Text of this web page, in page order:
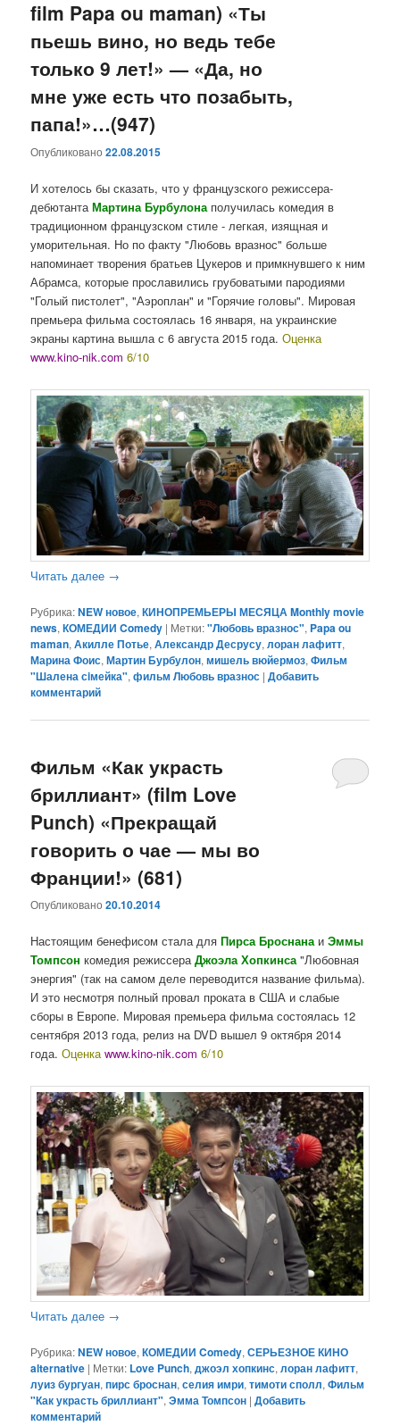
film Papa ou maman) «Ты
пьешь вино, но ведь тебе
только 9 лет!» — «Да, но
мне уже есть что позабыть,
папа!»…(947)
Опубликовано22.08.2015
И хотелось бы сказать, что у французского режиссера-
дебютантаМартина Бурбулона получилась комедия в
традиционном французском стиле - легкая, изящная и
уморительная. Но по факту "Любовь вразнос" больше
напоминает творения братьев Цукеров и примкнувшего к ним
Абрамса, которые прославились грубоватыми пародиями
"Голый пистолет", "Аэроплан" и "Горячие головы". Мировая
премьера фильма состоялась 16 января, на украинские
экраны картина вышла с 6 августа 2015 года.Оценка
www.kino-nik.com6/10
Читать далее →
Рубрика:NEW новое,КИНОПРЕМЬЕРЫ МЕСЯЦА Monthly movie
news,КОМЕДИИ Comedy | Метки:"Любовь вразнос", Papa ou
maman,Акилле Потье,Александр Десрусу,лоран лафитт,
Марина Фоис,Мартин Бурбулон,мишель вюйермоз,Фильм
"Шалена сiмейка",фильм Любовь вразнос |Добавить
комментарий
Фильм «Как украсть
бриллиант» (film Love
Punch) «Прекращай
говорить о чае — мы во
Франции!» (681)
Опубликовано20.10.2014
Настоящим бенефисом стала дляПирса Броснана иЭммы
Томпсонкомедия режиссераДжоэла Хопкинса "Любовная
энергия" (так на самом деле переводится название фильма).
И это несмотря полный провал проката в США и слабые
сборы в Европе. Мировая премьера фильма состоялась 12
сентября 2013 года, релиз на DVD вышел 9 октября 2014
года.Оценкаwww.kino-nik.com6/10
Читать далее →
Рубрика:NEW новое,КОМЕДИИ Comedy,СЕРЬЕЗНОЕ КИНО
alternative | Метки: Love Punch,джоэл хопкинс,лоран лафитт,
луиз бургуан,пирс броснан,селия имри,тимоти сполл,Фильм
"Как украсть бриллиант",Эмма Томпсон |Добавить
комментарий